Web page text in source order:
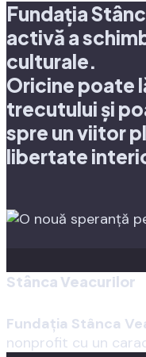
Fundația
activă a
culturale.
Oricine poate
trecutului și
spre un viitor
libertate
Stânca Veacurilor
Fundația Stânca
nonprofit cu un